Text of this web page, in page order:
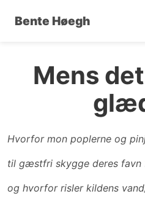
Bente Høegh
Mens
Hvorfor mon poplerne og
til gæstfri skygge deres favn
og hvorfor risler kildens